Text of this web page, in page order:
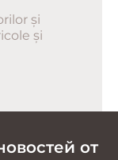
și
și
от